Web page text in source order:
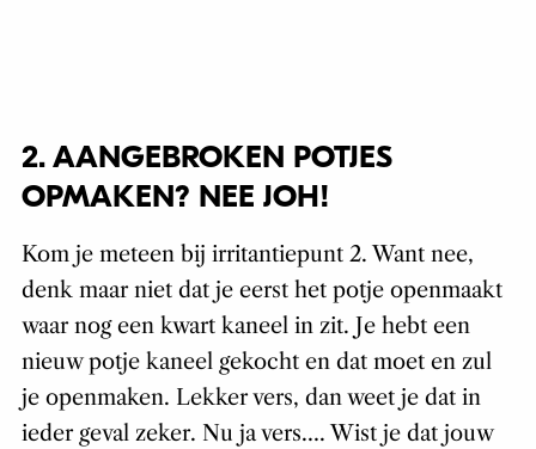
2. AANGEBROKEN POTJES
OPMAKEN? NEE JOH!
Kom je meteen bij irritantiepunt 2. Want nee,
denk maar niet dat je eerst het potje openmaakt
waar nog een kwart kaneel in zit. Je hebt een
nieuw potje kaneel gekocht en dat moet en zul
je openmaken. Lekker vers, dan weet je dat in
ieder geval zeker. Nu ja vers…. Wist je dat jouw